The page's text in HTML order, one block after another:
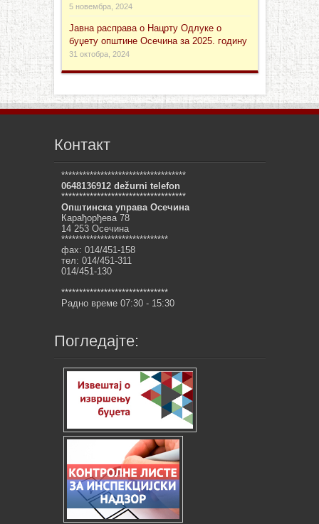
5 новембра, 2024
Јавна расправа о Нацрту Одлуке о
буџету општине Осечина за 2025. годину
31 октобра, 2024
Контакт
***********************************
0648136912 dežurni telefon
***********************************
Општинска управа Осечина
Карађорђева 78
14 253 Осечина
******************************
фах: 014/451-158
тел: 014/451-311
014/451-130
******************************
Радно време 07:30 - 15:30
Погледајте: